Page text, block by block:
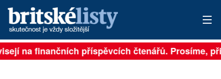
PŘIHLÁSIT
na finančních příspěvcích čtenářů. Prosíme,